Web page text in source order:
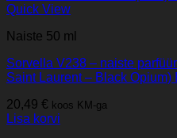
Quick View
Naiste 50 ml
Sorvella V238 – naiste
Saint Laurent – Black Opium)
20,49 € koos KM-ga
Lisa korvi